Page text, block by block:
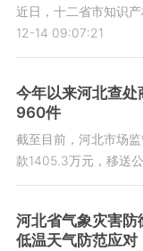
近日，十二省市知识
12-14 09:07:21
今年以来河北查
960件
截至目前，河北市场
款1405.3万元，移送
河北省气象灾害
低温天气防范应对